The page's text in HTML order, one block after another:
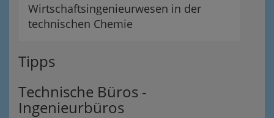
Wirtschaftsingenieurwesen in der
technischen Chemie
Tipps
Technische Büros -
Ingenieurbüros